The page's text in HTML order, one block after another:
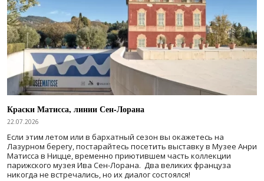
Краски Матисса, линии Сен-Лорана
22.07.2026
Если этим летом или в бархатный сезон вы окажетесь на
Лазурном берегу, постарайтесь посетить выставку в Музее Анри
Матисса в Ницце, временно приютившем часть коллекции
парижского музея Ива Сен-Лорана. Два великих француза
никогда не встречались, но их диалог состоялся!